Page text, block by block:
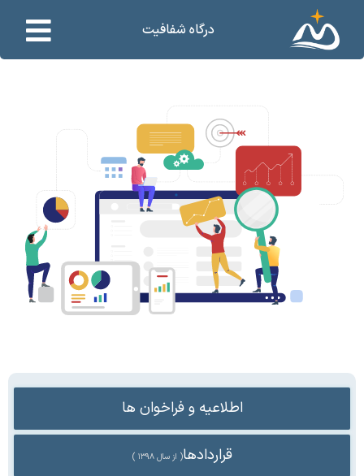
درگاه شفافیت
اطلاعیه و فراخوان ها
قراردادها( از سال ۱۳۹۸ )